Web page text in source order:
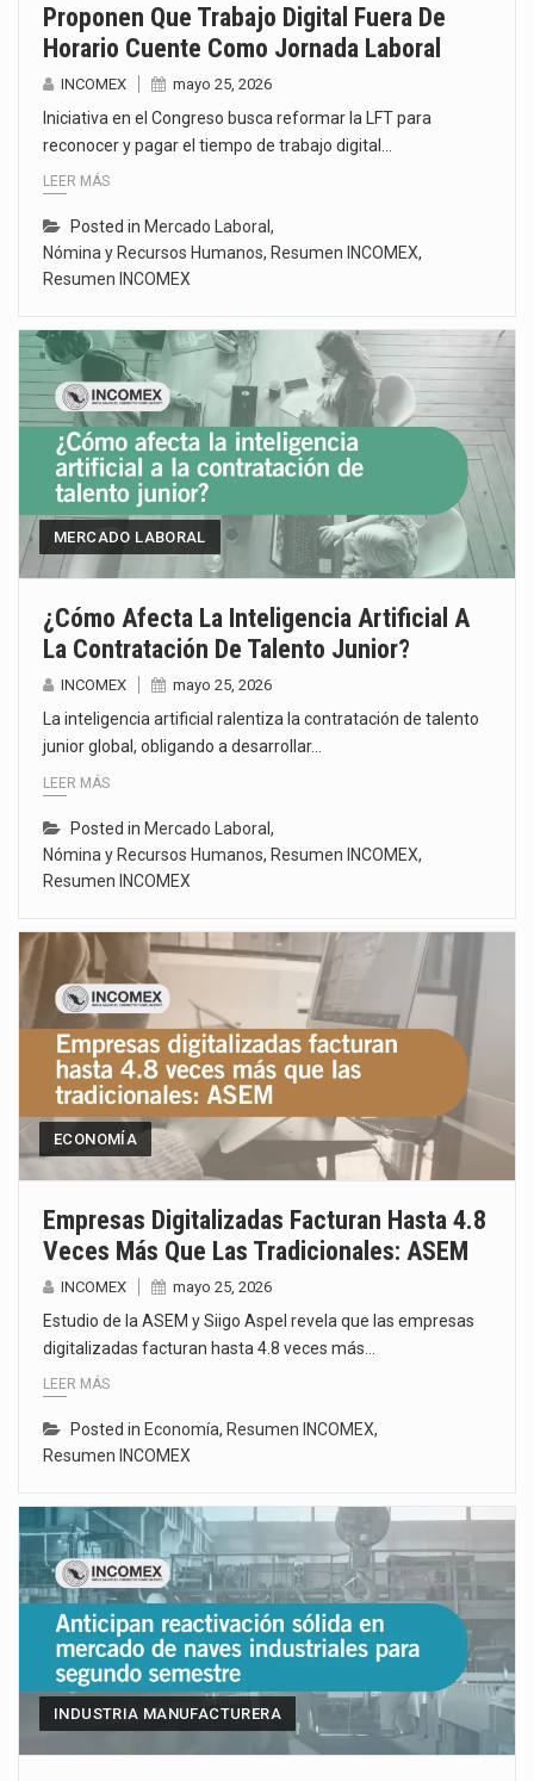
Proponen Que Trabajo Digital Fuera De
Horario Cuente Como Jornada Laboral
INCOMEX mayo 25, 2026
Iniciativa en el Congreso busca reformar la LFT para
reconocer y pagar el tiempo de trabajo digital…
LEER MÁS
Posted in Mercado Laboral ,
Nómina y Recursos Humanos, Resumen INCOMEX,
Resumen INCOMEX
MERCADO LABORAL
¿Cómo Afecta La Inteligencia Artificial A
La Contratación De Talento Junior?
INCOMEX mayo 25, 2026
La inteligencia artificial ralentiza la contratación de talento
junior global, obligando a desarrollar…
LEER MÁS
Posted in Mercado Laboral ,
Nómina y Recursos Humanos, Resumen INCOMEX,
Resumen INCOMEX
ECONOMÍA
Empresas Digitalizadas Facturan Hasta 4.8
Veces Más Que Las Tradicionales: ASEM
INCOMEX mayo 25, 2026
Estudio de la ASEM y Siigo Aspel revela que las empresas
digitalizadas facturan hasta 4.8 veces más…
LEER MÁS
Posted in Economía, Resumen INCOMEX,
Resumen INCOMEX
INDUSTRIA MANUFACTURERA